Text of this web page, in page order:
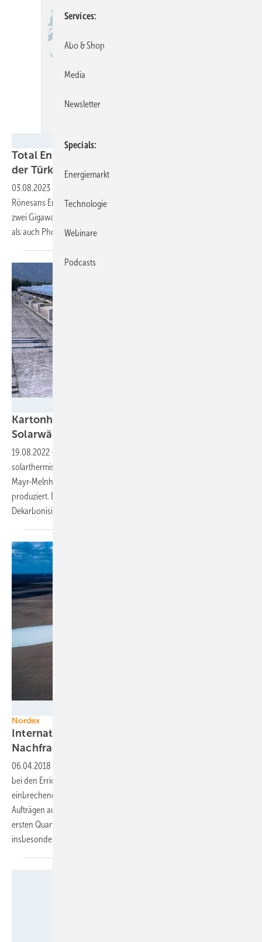
Total Energies steigt in den Ökostrommarkt in
der Türkeiein
03.08.2023
Rönesans Enerji. Gemeinsam wollen die beiden Unternehmen fast
zwei Gigawatt Anlagenleistung bis 2028 aufbauen – sowohl Windkraft
als auch Photovoltaik und
Kartonhersteller heizt und kühlt mit
Solarwärme
19.08.2022 -
solarthermische Anlage errichtet, mit der der Verpackungshersteller
Mayr-Melnhof den größte Teil der benötigten Wärme und Kälte
produziert. Die Technologie ist noch jung, kann aber viel zur
Dekarbonisierung in der Industrie
Nordex
Internationale Aufträge gleichen deutsches
Nachfrageloch
06.04.2018
bei den Errichtungen neuer Anlagen-Parks in Deutschland gleicht die
einbrechende Nachfrage aus Deutschland mit internationalen
Aufträgen aus. So meldete Nordex jetzt Neuaufträge alleine aus dem
ersten Quartal von einem Gigawatt – aus drei amerikanischen und
insbesondere drei europäischen
Services
Abo & Shop
Media
Newsletter
Specials
Energiemarkt
Technologie
Webinare
Podcasts